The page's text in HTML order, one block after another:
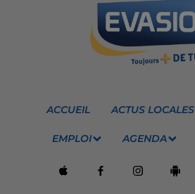
ACCUEIL ACTUS LOCALES
EMPLOI AGENDA